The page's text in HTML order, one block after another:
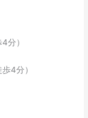
分）
4分）